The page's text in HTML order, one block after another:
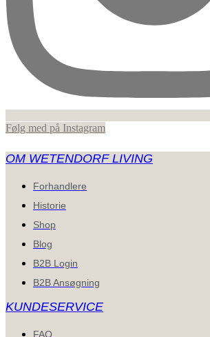
Følg med på Instagram
OM WETENDORF LIVING
Forhandlere
Historie
Shop
Blog
B2B Login
B2B Ansøgning
KUNDESERVICE
FAQ